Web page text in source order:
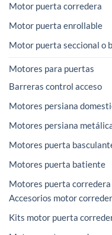
Motor puerta corredera
Motor puerta enrollable
Motor puerta seccional o
Motores para puertas
Barreras control acceso
Motores persiana
Motores persiana
Motores puerta
Motores puerta batiente
Motores puerta corredera
Accesorios motor
Kits motor puerta